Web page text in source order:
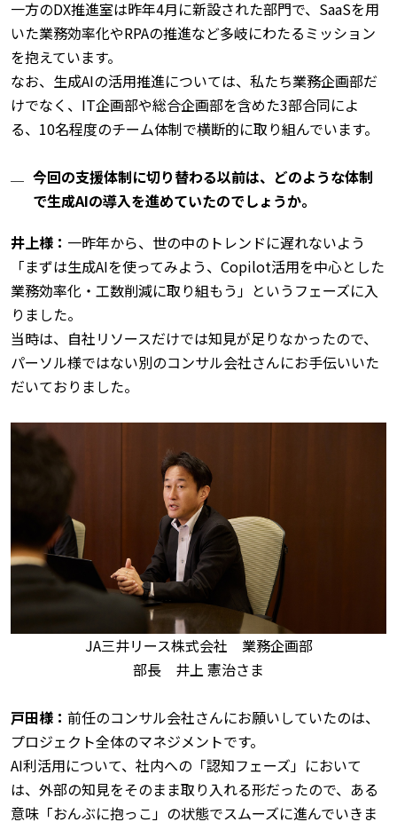
一方のDX推進室は昨年4月に新設された部門で、SaaSを用
いた業務効率化やRPAの推進など多岐にわたるミッション
を抱えています。
なお、生成AIの活用推進については、私たち業務企画部だ
けでなく、IT企画部や総合企画部を含めた3部合同によ
る、10名程度のチーム体制で横断的に取り組んでいます。
今回の支援体制に切り替わる以前は、どのような体制
で生成AIの導入を進めていたのでしょうか。
井上様： 一昨年から、世の中のトレンドに遅れないよう
「まずは生成AIを使ってみよう、Copilot活用を中心とした
業務効率化・工数削減に取り組もう」というフェーズに入
りました。
当時は、自社リソースだけでは知見が足りなかったので、
パーソル様ではない別のコンサル会社さんにお手伝いいた
だいておりました。
JA三井リース株式会社 業務企画部
部長 井上 憲治さま
戸田様： 前任のコンサル会社さんにお願いしていたのは、
プロジェクト全体のマネジメントです。
AI利活用について、社内への「認知フェーズ」において
は、外部の知見をそのまま取り入れる形だったので、ある
意味「おんぶに抱っこ」の状態でスムーズに進んでいきま